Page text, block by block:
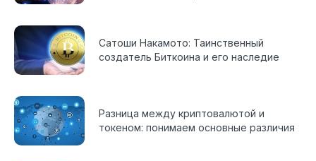
Сатоши Накамото: Таинственный
создатель Биткоина и его наследие
Разница между криптовалютой и
токеном: понимаем основные различия